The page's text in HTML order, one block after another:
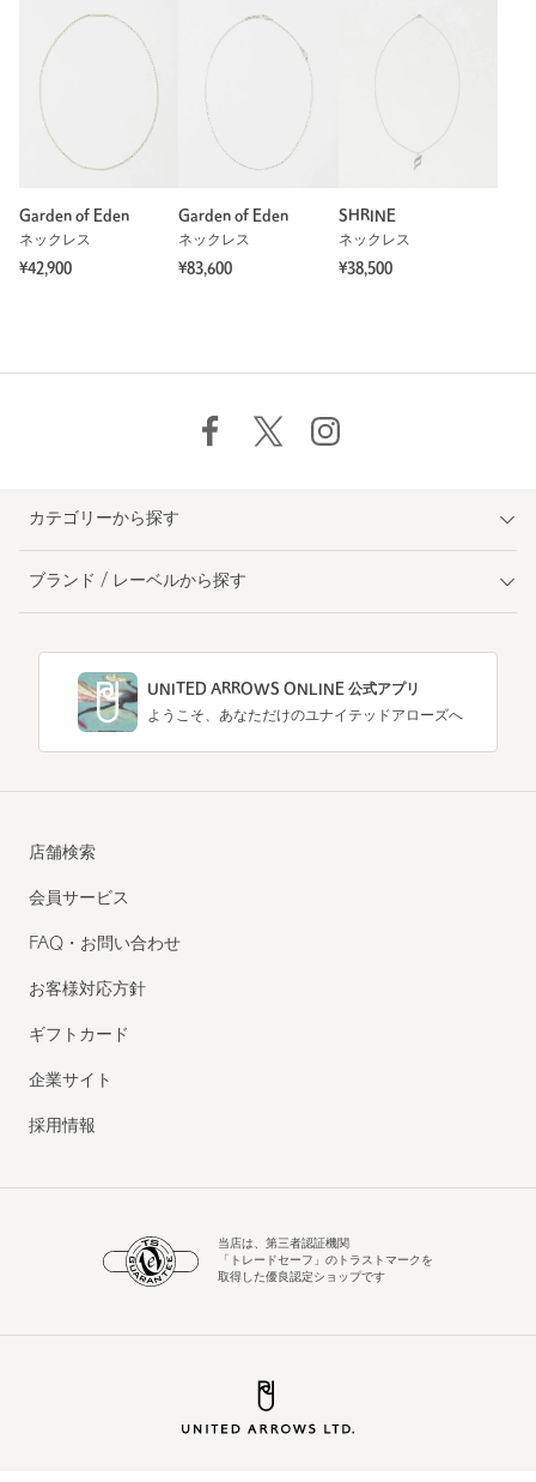
Garden of Eden
ネックレス
¥42,900
Garden of Eden
ネックレス
¥83,600
SHRINE
ネックレス
¥38,500
カテゴリーから探す
ブランド / レーベルから探す
UNITED ARROWS ONLINE 公式アプリ
ようこそ、あなただけのユナイテッドアローズへ
店舗検索
会員サービス
FAQ・お問い合わせ
お客様対応方針
ギフトカード
企業サイト
採用情報
当店は、第三者認証機関
「トレードセーフ」のトラストマークを
取得した優良認定ショップです